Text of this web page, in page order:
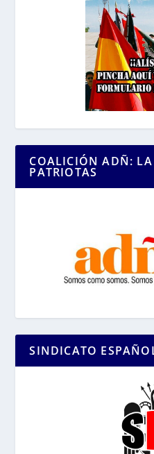
COALICIÓN ADÑ:
PATRIOTAS
SINDICATO